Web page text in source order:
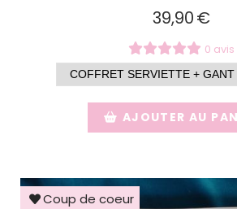
39,90€
0 avis
AJOUTER AU
Coup de coeur